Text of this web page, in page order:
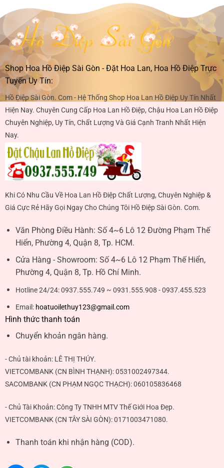
Shop Hoa Hồ Điệp Sài Gòn - Đặt Hoa Lan, Hoa Hồ Điệp Trực
Tuyến Uy Tín:
Hồ Điệp Sài Gòn. Com - Hệ Thống Shop Hoa Lan Hồ Điệp Uy Tín Nhất
Hiện Nay. Chuyên Cung Cấp Hoa Lan Hồ Điệp, Chậu Hoa Lan Hồ Điệp
Chuyên Nghiệp, Uy Tín, Chất Lượng Và Giá Cạnh Tranh Nhất Hiện
Nay.
Khi Có Nhu Cầu Về Hoa Lan Hồ Điệp Chất Lượng, Chuyên Nghiệp &
Giá Cực Rẻ Hãy Gọi Ngay Cho Chúng Tôi Hồ Điệp Sài Gòn. Com.
Văn Phòng Điều Hành: Số 4~6 Lô 12 Đường Phạm Thế
Hiển, Phường 4, Quận 8, Tp. HCM.
Cửa Hàng - Showroom: Số 4~6 Lô 12 Phạm Thế Hiển,
Phường 4, Quận 8, Tp. Hồ Chí Minh.
Hotline 24/24:0937.555.749 ~ 0931.555.908 - 0937.455.523
Email: hoatuoilethuy123@gmail.com
Hình thức thanh toán
Chuyển khoản ngân hàng.
- Chủ tài khoản: LÊ THỊ THÚY.
VIETCOMBANK (CN BÌNH THẠNH):0531002497344.
SACOMBANK (CN PHẠM NGỌC THẠCH):060105836468
- Chủ Tài Khoản: Công Ty TNHH MTV Thế Giới Hoa Đẹp.
VIETCOMBANK (CN TÂY SÀI GÒN):0171003471080.
Thanh toán khi nhận hàng (COD).